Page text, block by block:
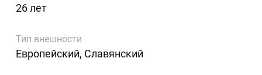
26 лет
Тип внешности
Европейский, Славянский